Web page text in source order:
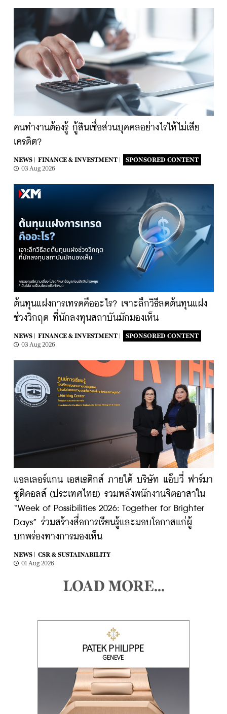
คนทำงานต้องรู้ กู้สินเชื่อส่วนบุคคลอย่างไรให้ไม่เสีย
เครดิต?
NEWS | FINANCE & INVESTMENT |
SPONSORED CONTENT
03 Aug 2026
ต้นทุนแฝงการเทรดคืออะไร? เจาะลึกวิธีลดต้นทุนแฝง
ช่วงวิกฤต ที่นักลงทุนสถาบันมักมองเห็น
NEWS | FINANCE & INVESTMENT |
SPONSORED CONTENT
03 Aug 2026
แอลเลอร์แกน เอสเธติกส์ ภายใต้ บริษัท แอ๊บวี่ ฟาร์มา
ซูติคอลส์ (ประเทศไทย) รวมพลังพนักงานจิตอาสาใน
“Week of Possibilities 2026: Together for Brighter
Days” ร่วมสร้างสื่อการเรียนรู้และมอบโอกาสแก่ผู้
บกพร่องทางการมองเห็น
NEWS |
CSR & SUSTAINABILITY
01 Aug 2026
LOAD MORE...